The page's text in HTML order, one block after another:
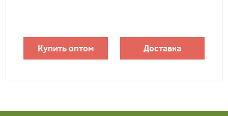
Купить оптом Доставка